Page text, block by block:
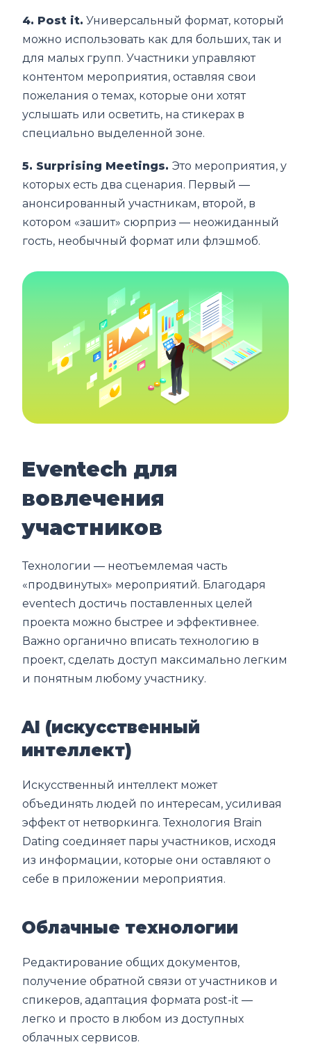
4. Post it. Универсальный формат, который
можно использовать как для больших, так и
для малых групп. Участники управляют
контентом мероприятия, оставляя свои
пожелания о темах, которые они хотят
услышать или осветить, на стикерах в
специально выделенной зоне.
5. Surprising Meetings.Это мероприятия, у
которых есть два сценария. Первый ―
анонсированный участникам, второй, в
котором «зашит» сюрприз ― неожиданный
гость, необычный формат или флэшмоб.
Eventech для
вовлечения
участников
Технологии ― неотъемлемая часть
«продвинутых» мероприятий. Благодаря
eventech достичь поставленных целей
проекта можно быстрее и эффективнее.
Важно органично вписать технологию в
проект, сделать доступ максимально легким
и понятным любому участнику.
AI (искусственный
интеллект)
Искусственный интеллект может
объединять людей по интересам, усиливая
эффект от нетворкинга. Технология Brain
Dating соединяет пары участников, исходя
из информации, которые они оставляют о
себе в приложении мероприятия.
Облачные технологии
Редактирование общих документов,
получение обратной связи от участников и
спикеров, адаптация формата post-it ―
легко и просто в любом из доступных
облачных сервисов.